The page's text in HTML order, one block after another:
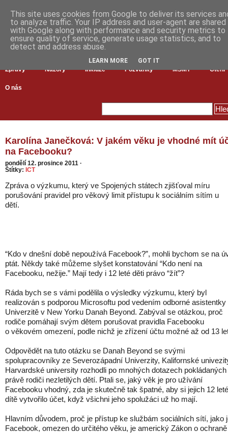
Zprávy Názory Inkluze Pozvánky MŠMT Čtení
O nás
Karolína Janečková: V jakém věku je vhodné mít
na Facebooku?
pondělí 12. prosince 2011 ·
Štítky: ICT
Zpráva o výzkumu, který ve Spojených státech zjišťoval míru
porušování pravidel pro věkový limit přístupu k sociálním sítím u
dětí.
“Kdo v dnešní době nepoužívá Facebook?”, mohli bychom se na
ptát. Někdy také můžeme slyšet konstatování “Kdo není na
Facebooku, nežije.” Mají tedy i 12 leté děti právo “žít”?
Ráda bych se s vámi podělila o výsledky výzkumu, který byl
realizován s podporou Microsoftu pod vedením odborné asistentky
Univerzitě v New Yorku Danah Beyond. Zabýval se otázkou, proč
rodiče pomáhají svým dětem porušovat pravidla Facebooku
o věkovém omezení, podle nichž je zřízení účtu možné až od 13
Odpovědět na tuto otázku se Danah Beyond se svými
spolupracovníky ze Severozápadní Univerzity, Kalifornské
Harvardské university rozhodli po mnohých dotazech pokládaných
právě rodiči nezletilých dětí. Ptali se, jaký věk je pro užívání
Facebooku vhodný, zda je skutečně tak špatné, aby si jejich 12 leté
dítě vytvořilo účet, když všichni jeho spolužáci už ho mají.
Hlavním důvodem, proč je přístup ke službám sociálních sítí, jako
Facebook, omezen do určitého věku, je americký Zákon o ochraně
This site uses cookies from Google to deliver its services
to analyze traffic. Your IP address and user-agent are shared
with Google along with performance and security metrics to
ensure quality of service, generate usage statistics, and to
detect and address abuse.
LEARN MORE GOT IT